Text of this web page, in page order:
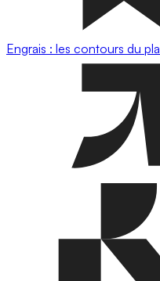
Engrais : les contours du